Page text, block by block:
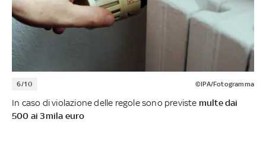
6/10 ©IPA/Fotogramma
In caso di violazione delle regole sono previste multe dai
500 ai 3mila euro